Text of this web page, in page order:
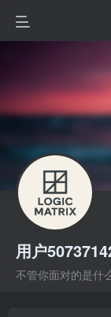
用户
不管你面对的是什